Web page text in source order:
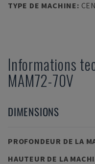
TYPE DE MACHINE:
Informations
MAM72-70V
DIMENSIONS
PROFONDEUR DE LA
HAUTEUR DE LA